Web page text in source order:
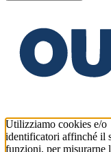
Utilizziamo cookies e/o
identificatori affinché il
funzioni, per misurarne